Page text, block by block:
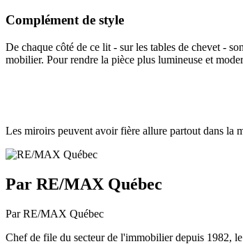
Complément de style
De chaque côté de ce lit - sur les tables de chevet -
mobilier. Pour rendre la pièce plus lumineuse et
Les miroirs peuvent avoir fière allure partout dans la
Par RE/MAX Québec
Par RE/MAX Québec
Chef de file du secteur de l'immobilier depuis 1982,